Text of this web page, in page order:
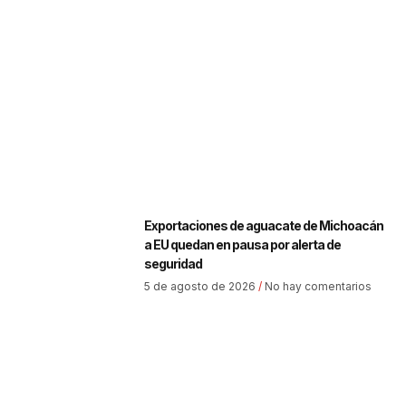
Exportaciones de aguacate de Michoacán
a EU quedan en pausa por alerta de
seguridad
5 de agosto de 2026 No hay comentarios